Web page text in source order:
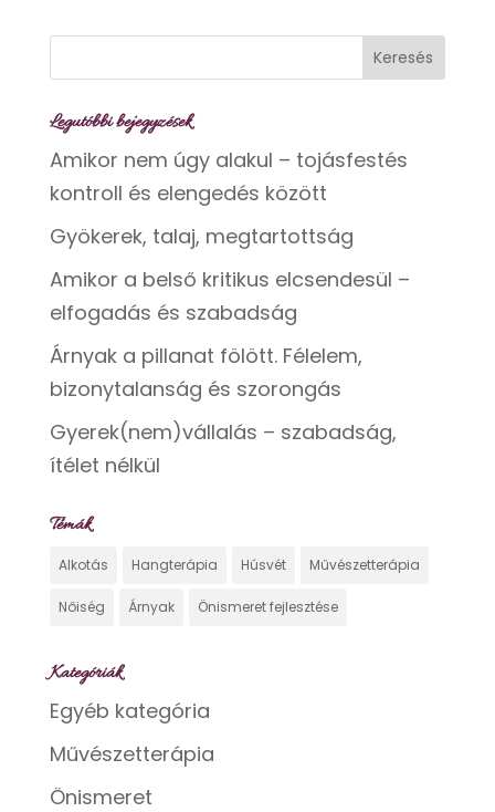
Legutóbbi bejegyzések
Amikor nem úgy alakul – tojásfestés
kontroll és elengedés között
Gyökerek, talaj, megtartottság
Amikor a belső kritikus elcsendesül –
elfogadás és szabadság
Árnyak a pillanat fölött. Félelem,
bizonytalanság és szorongás
Gyerek(nem)vállalás – szabadság,
ítélet nélkül
Témák
Alkotás Hangterápia Húsvét Művészetterápia
Nőiség Árnyak Önismeret fejlesztése
Kategóriák
Egyéb kategória
Művészetterápia
Önismeret